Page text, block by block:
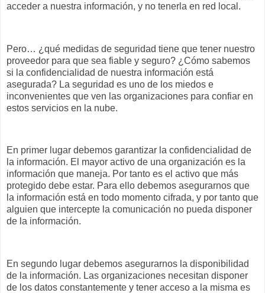
acceder a nuestra información, y no tenerla en red local.
Pero… ¿qué medidas de seguridad tiene que tener nuestro
proveedor para que sea fiable y seguro? ¿Cómo sabemos
si la confidencialidad de nuestra información está
asegurada? La seguridad es uno de los miedos e
inconvenientes que ven las organizaciones para confiar en
estos servicios en la nube.
En primer lugar debemos garantizar la confidencialidad de
la información. El mayor activo de una organización es la
información que maneja. Por tanto es el activo que más
protegido debe estar. Para ello debemos asegurarnos que
la información está en todo momento cifrada, y por tanto que
alguien que intercepte la comunicación no pueda disponer
de la información.
En segundo lugar debemos asegurarnos la disponibilidad
de la información. Las organizaciones necesitan disponer
de los datos constantemente y tener acceso a la misma es